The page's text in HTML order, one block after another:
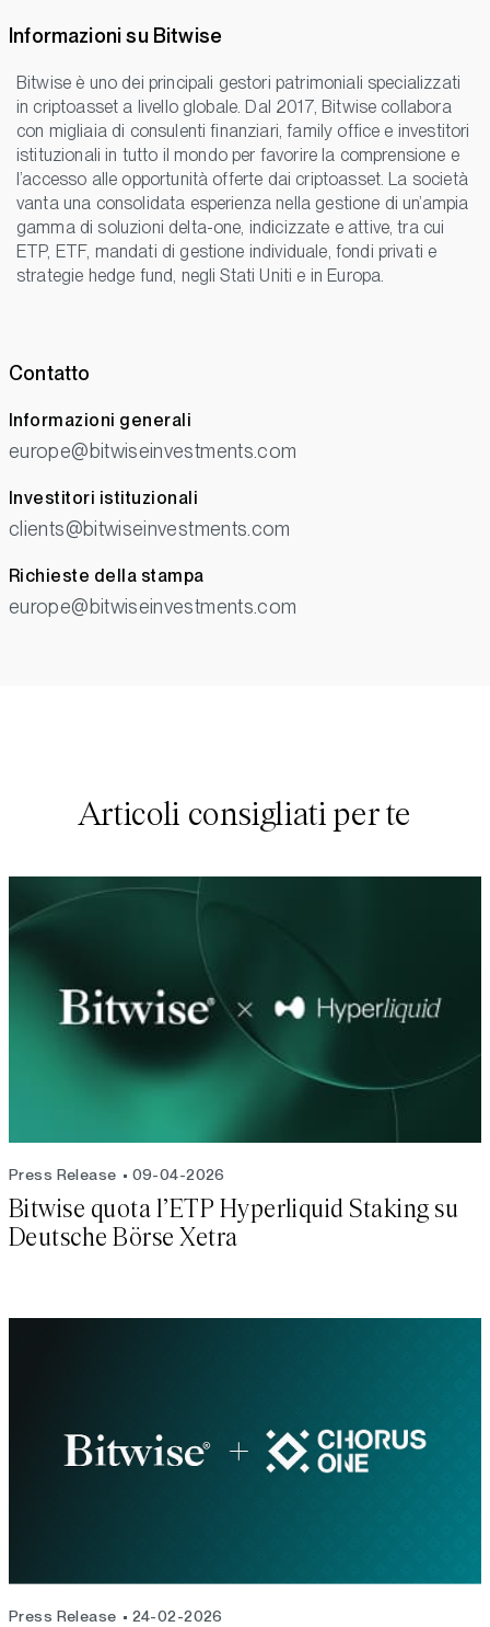
Informazioni su Bitwise
Bitwise è uno dei principali gestori patrimoniali specializzati
in criptoasset a livello globale. Dal 2017, Bitwise collabora
con migliaia di consulenti finanziari, family office e investitori
istituzionali in tutto il mondo per favorire la comprensione e
l’accesso alle opportunità offerte dai criptoasset. La società
vanta una consolidata esperienza nella gestione di un’ampia
gamma di soluzioni delta-one, indicizzate e attive, tra cui
ETP, ETF, mandati di gestione individuale, fondi privati e
strategie hedge fund, negli Stati Uniti e in Europa.
Contatto
Informazioni generali
europe@bitwiseinvestments.com
Investitori istituzionali
clients@bitwiseinvestments.com
Richieste della stampa
europe@bitwiseinvestments.com
Articoli consigliati per te
Press Release 09-04-2026
Bitwise quota l’ETP Hyperliquid Staking su
Deutsche Börse Xetra
Press Release 24-02-2026